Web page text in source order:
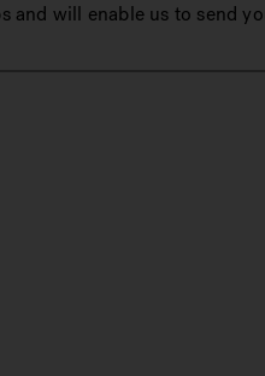
will enable us to send